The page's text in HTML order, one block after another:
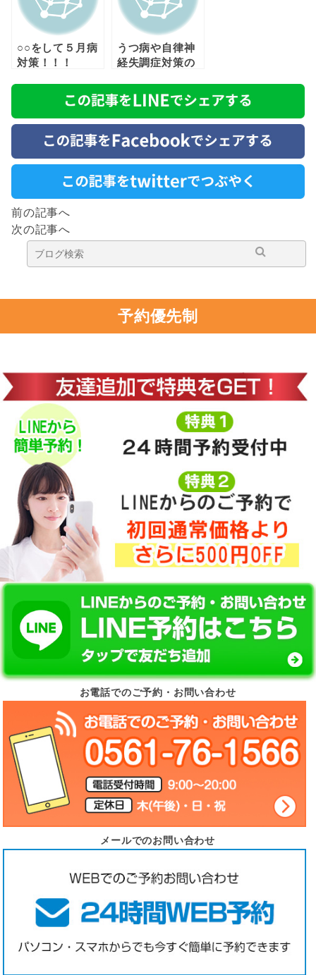
○○をして５月病
対策！！！
うつ病や自律神
経失調症対策の
は？
前の記事へ
次の記事へ
予約優先制
お電話でのご予約・お問い合わせ
メールでのお問い合わせ